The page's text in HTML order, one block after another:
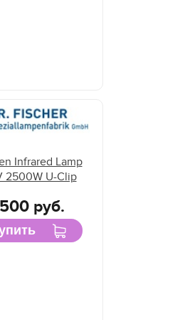
Infrared Lamp
2500W U-Clip
руб.